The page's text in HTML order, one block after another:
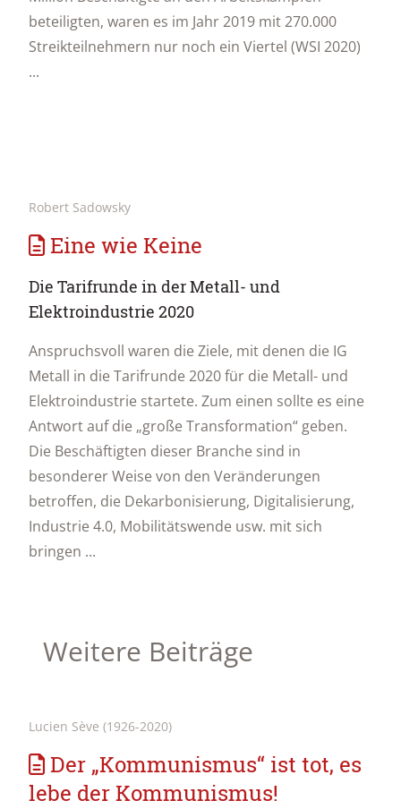
beteiligten, waren es im Jahr 2019 mit 270.000
Streikteilnehmern nur noch ein Viertel (WSI 2020)
...
Robert Sadowsky
Eine wie Keine
Die Tarifrunde in der Metall- und
Elektroindustrie 2020
Anspruchsvoll waren die Ziele, mit denen die IG
Metall in die Tarifrunde 2020 für die Metall- und
Elektroindustrie startete. Zum einen sollte es eine
Antwort auf die „große Transformation“ geben.
Die Beschäftigten dieser Branche sind in
besonderer Weise von den Veränderungen
betroffen, die Dekarbonisierung, Digitalisierung,
Industrie 4.0, Mobilitätswende usw. mit sich
bringen ...
Weitere Beiträge
Lucien Sève (1926-2020)
Der „Kommunismus“ ist tot, es
lebe der Kommunismus!